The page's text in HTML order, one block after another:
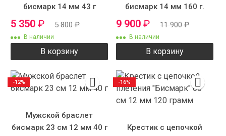
бисмарк 14 мм 43 г
5 350 ₽ 5 800₽
В наличии
В корзину
бисмарк 14 мм 160 г.
9 900 ₽ 11 900₽
В наличии
В корзину
Мужской браслет
бисмарк 23 см 12 мм 40 г
-12%
Крестик с цепочкой
-16%